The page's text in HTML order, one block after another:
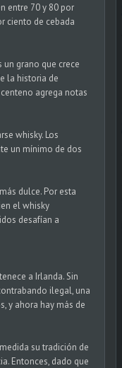
entre 70 y 80 por
ciento de cebada
grano que crece
la historia de
agrega notas
whisky. Los
un mínimo de dos
dulce. Por esta
el whisky
desafían a
a Irlanda. Sin
ilegal, una
y ahora hay más de
su tradición de
Entonces, dado que